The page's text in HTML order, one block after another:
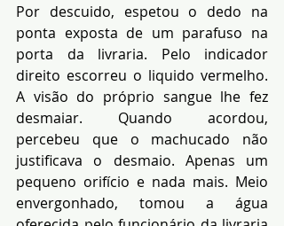
Por descuido, espetou o dedo na
ponta exposta de um parafuso na
porta da livraria. Pelo indicador
direito escorreu o liquido vermelho.
A visão do próprio sangue lhe fez
desmaiar. Quando acordou,
percebeu que o machucado não
justificava o desmaio. Apenas um
pequeno orifício e nada mais. Meio
envergonhado, tomou a água